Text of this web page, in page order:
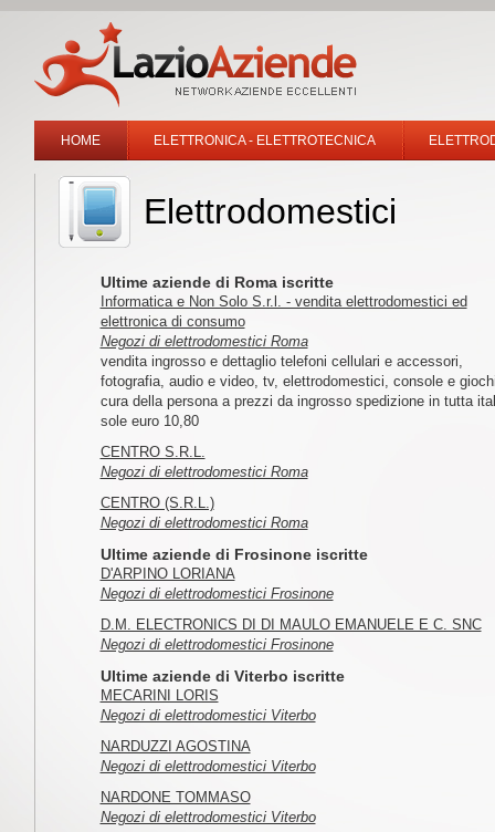
HOME ELETTRONICA - ELETTROTECNICA
Elettrodomestici
Ultime aziende di Roma iscritte
Informatica e Non Solo S.r.l. - vendita elettrodomestici ed
elettronica di consumo
Negozi di elettrodomestici Roma
vendita ingrosso e dettaglio telefoni cellulari e accessori,
fotografia, audio e video, tv, elettrodomestici, console e
cura della persona a prezzi da ingrosso spedizione in tutta
sole euro 10,80
CENTRO S.R.L.
Negozi di elettrodomestici Roma
CENTRO (S.R.L.)
Negozi di elettrodomestici Roma
Ultime aziende di Frosinone iscritte
D'ARPINO LORIANA
Negozi di elettrodomestici Frosinone
D.M. ELECTRONICS DI DI MAULO EMANUELE E C. SNC
Negozi di elettrodomestici Frosinone
Ultime aziende di Viterbo iscritte
MECARINI LORIS
Negozi di elettrodomestici Viterbo
NARDUZZI AGOSTINA
Negozi di elettrodomestici Viterbo
NARDONE TOMMASO
Negozi di elettrodomestici Viterbo